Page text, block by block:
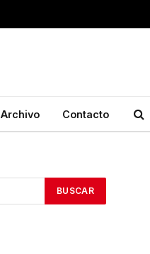
Archivo Contacto